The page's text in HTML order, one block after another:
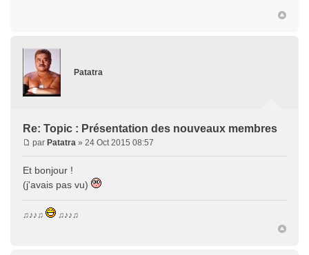
Patatra
Re: Topic : Présentation des nouveaux membres
par Patatra » 24 Oct 2015 08:57
Et bonjour !
(j'avais pas vu)
♫♪♪♫ ♫♪♪♫